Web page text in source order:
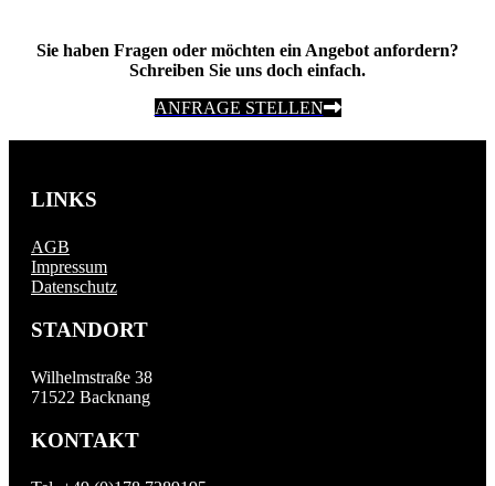
Sie haben Fragen oder möchten ein Angebot anfordern?
Schreiben Sie uns doch einfach.
ANFRAGE STELLEN
LINKS
AGB
Impressum
Datenschutz
STANDORT
Wilhelmstraße 38
71522 Backnang
KONTAKT